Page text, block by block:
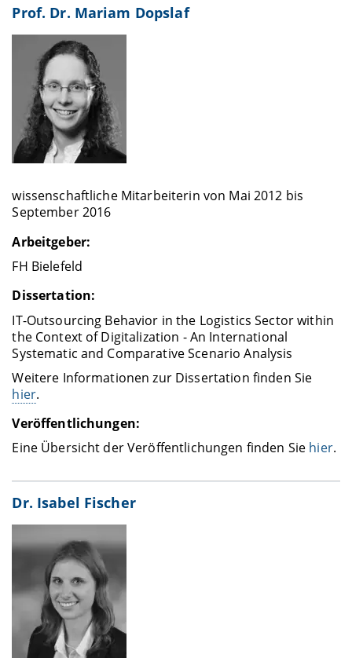
Prof. Dr. Mariam Dopslaf
wissenschaftliche Mitarbeiterin von Mai 2012 bis
September 2016
Arbeitgeber:
FH Bielefeld
Dissertation:
IT-Outsourcing Behavior in the Logistics Sector within
the Context of Digitalization - An International
Systematic and Comparative Scenario Analysis
Weitere Informationen zur Dissertation finden Sie
hier.
Veröffentlichungen:
Eine Übersicht der Veröffentlichungen finden Sie hier.
Dr. Isabel Fischer